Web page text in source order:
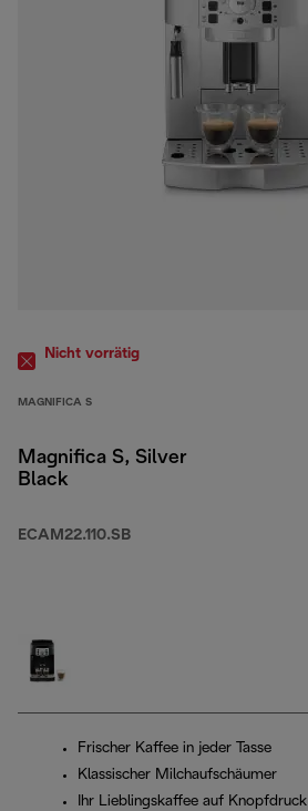
Nicht vorrätig
MAGNIFICA S
Magnifica S, Silver
Black
ECAM22.110.SB
Frischer Kaffee in jeder Tasse
Klassischer Milchaufschäumer
Ihr Lieblingskaffee auf Knopfdruck